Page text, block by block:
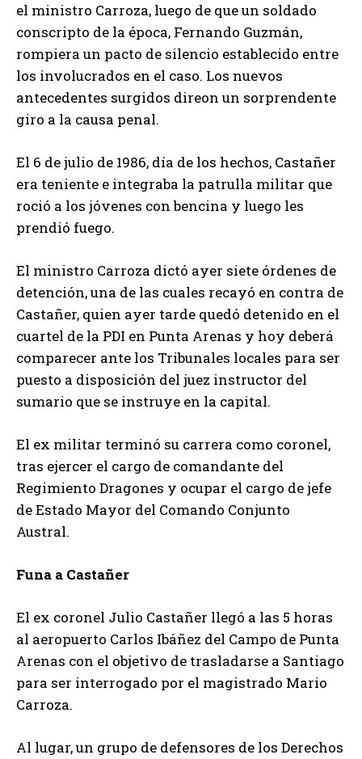
el ministro Carroza, luego de que un soldado
conscripto de la época, Fernando Guzmán,
rompiera un pacto de silencio establecido entre
los involucrados en el caso. Los nuevos
antecedentes surgidos direon un sorprendente
giro a la causa penal.
El 6 de julio de 1986, día de los hechos, Castañer
era teniente e integraba la patrulla militar que
roció a los jóvenes con bencina y luego les
prendió fuego.
El ministro Carroza dictó ayer siete órdenes de
detención, una de las cuales recayó en contra de
Castañer, quien ayer tarde quedó detenido en el
cuartel de la PDI en Punta Arenas y hoy deberá
comparecer ante los Tribunales locales para ser
puesto a disposición del juez instructor del
sumario que se instruye en la capital.
El ex militar terminó su carrera como coronel,
tras ejercer el cargo de comandante del
Regimiento Dragones y ocupar el cargo de jefe
de Estado Mayor del Comando Conjunto
Austral.
Funa a Castañer
El ex coronel Julio Castañer llegó a las 5 horas
al aeropuerto Carlos Ibáñez del Campo de Punta
Arenas con el objetivo de trasladarse a Santiago
para ser interrogado por el magistrado Mario
Carroza.
Al lugar, un grupo de defensores de los Derechos